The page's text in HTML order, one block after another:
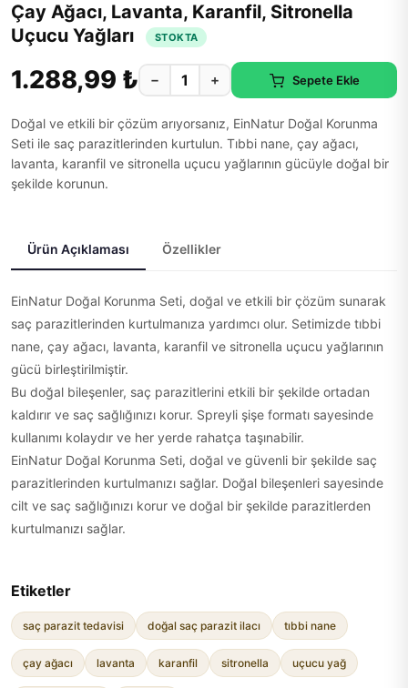
Çay Ağacı, Lavanta, Karanfil, Sitronella
Uçucu Yağları
STOKTA
1.288,99 ₺ − + Sepete Ekle
Doğal ve etkili bir çözüm arıyorsanız, EinNatur Doğal Korunma
Seti ile saç parazitlerinden kurtulun. Tıbbi nane, çay ağacı,
lavanta, karanfil ve sitronella uçucu yağlarının gücüyle doğal bir
şekilde korunun.
Ürün Açıklaması Özellikler
EinNatur Doğal Korunma Seti, doğal ve etkili bir çözüm sunarak
saç parazitlerinden kurtulmanıza yardımcı olur. Setimizde tıbbi
nane, çay ağacı, lavanta, karanfil ve sitronella uçucu yağlarının
gücü birleştirilmiştir.
Bu doğal bileşenler, saç parazitlerini etkili bir şekilde ortadan
kaldırır ve saç sağlığınızı korur. Spreyli şişe formatı sayesinde
kullanımı kolaydır ve her yerde rahatça taşınabilir.
EinNatur Doğal Korunma Seti, doğal ve güvenli bir şekilde saç
parazitlerinden kurtulmanızı sağlar. Doğal bileşenleri sayesinde
cilt ve saç sağlığınızı korur ve doğal bir şekilde parazitlerden
kurtulmanızı sağlar.
Etiketler
saç parazit tedavisi doğal saç parazit ilacı tıbbi nane
çay ağacı lavanta karanfil sitronella uçucu yağ